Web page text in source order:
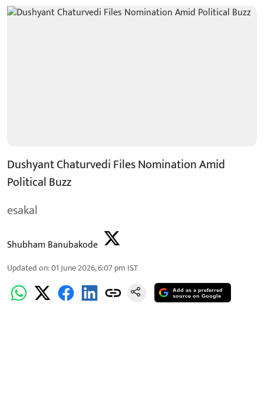
Dushyant Chaturvedi Files Nomination Amid
Political Buzz
esakal
Shubham Banubakode
Updated on:01 June 2026, 6:07 pm IST
Add as a preferred
source on Google